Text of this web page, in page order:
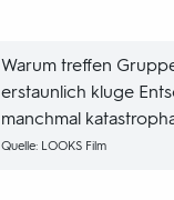
Warum treffen
erstaunlich kluge
manchmal
Quelle: LOOKS Film